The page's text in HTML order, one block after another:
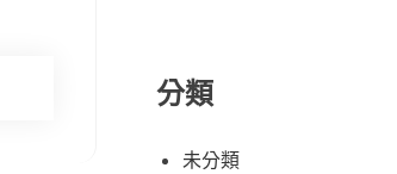
分類
未分類